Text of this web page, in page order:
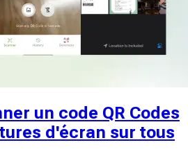
un code QR Codes
d'écran sur tous